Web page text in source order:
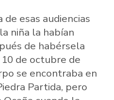
de esas audiencias
niña la habían
de habérsela
de octubre de
se encontraba en
Partida, pero